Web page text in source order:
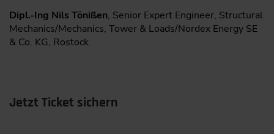
Dipl.-Ing Nils Tönißen, Senior Expert Engineer, Structural
Mechanics/Mechanics, Tower & Loads/Nordex Energy SE
& Co. KG, Rostock
Jetzt Ticket sichern